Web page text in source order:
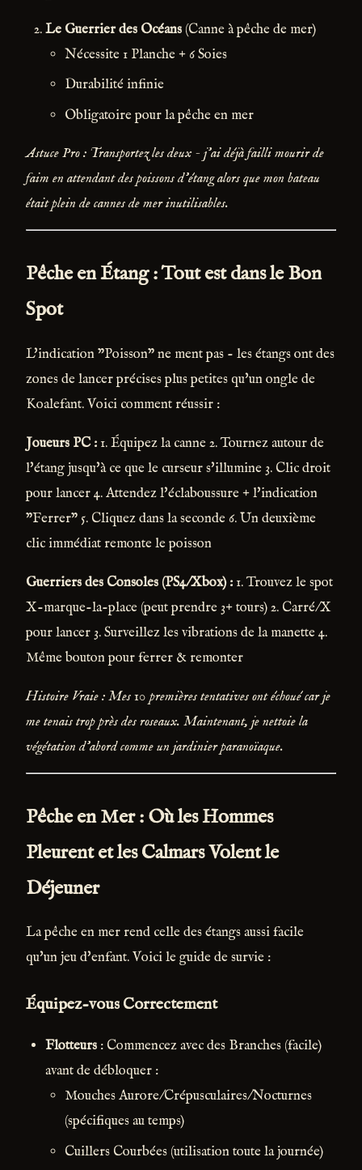
Le Guerrier des Océans (Canne à pêche de mer)
Nécessite 1 Planche + 6 Soies
Durabilité infinie
Obligatoire pour la pêche en mer
Astuce Pro : Transportez les deux - j'ai déjà failli mourir de
faim en attendant des poissons d'étang alors que mon bateau
était plein de cannes de mer inutilisables.
Pêche en Étang : Tout est dans le Bon
Spot
L'indication "Poisson" ne ment pas - les étangs ont des
zones de lancer précises plus petites qu'un ongle de
Koalefant. Voici comment réussir :
Joueurs PC : 1. Équipez la canne 2. Tournez autour de
l'étang jusqu'à ce que le curseur s'illumine 3. Clic droit
pour lancer 4. Attendez l'éclaboussure + l'indication
"Ferrer" 5. Cliquez dans la seconde 6. Un deuxième
clic immédiat remonte le poisson
Guerriers des Consoles (PS4/Xbox) : 1. Trouvez le spot
X-marque-la-place (peut prendre 3+ tours) 2. Carré/X
pour lancer 3. Surveillez les vibrations de la manette 4.
Même bouton pour ferrer & remonter
Histoire Vraie : Mes 10 premières tentatives ont échoué car je
me tenais trop près des roseaux. Maintenant, je nettoie la
végétation d'abord comme un jardinier paranoïaque.
Pêche en Mer : Où les Hommes
Pleurent et les Calmars Volent le
Déjeuner
La pêche en mer rend celle des étangs aussi facile
qu'un jeu d'enfant. Voici le guide de survie :
Équipez-vous Correctement
Flotteurs : Commencez avec des Branches (facile)
avant de débloquer :
Mouches Aurore/Crépusculaires/Nocturnes
(spécifiques au temps)
Cuillers Courbées (utilisation toute la journée)